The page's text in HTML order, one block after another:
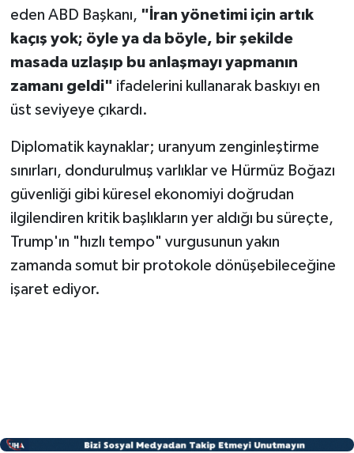
eden ABD Başkanı, "İran yönetimi için artık
kaçış yok; öyle ya da böyle, bir şekilde
masada uzlaşıp bu anlaşmayı yapmanın
zamanı geldi" ifadelerini kullanarak baskıyı en
üst seviyeye çıkardı.
Diplomatik kaynaklar; uranyum zenginleştirme
sınırları, dondurulmuş varlıklar ve Hürmüz Boğazı
güvenliği gibi küresel ekonomiyi doğrudan
ilgilendiren kritik başlıkların yer aldığı bu süreçte,
Trump'ın "hızlı tempo" vurgusunun yakın
zamanda somut bir protokole dönüşebileceğine
işaret ediyor.